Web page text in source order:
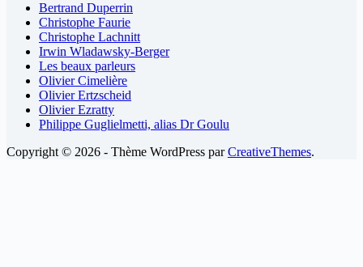
Bertrand Duperrin
Christophe Faurie
Christophe Lachnitt
Irwin Wladawsky-Berger
Les beaux parleurs
Olivier Cimelière
Olivier Ertzscheid
Olivier Ezratty
Philippe Guglielmetti, alias Dr Goulu
Copyright © 2026 - Thème WordPress parCreativeThemes.